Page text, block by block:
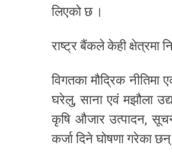
लिएको छ ।
राष्ट्र बैंकले केही क्षेत्रमा
विगतका मौद्रिक नीतिमा
घरेलु, साना एवं मझौला
कृषि औजार उत्पादन,
कर्जा दिने घोषणा गरेका